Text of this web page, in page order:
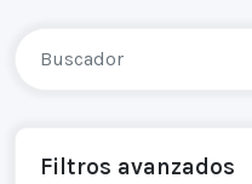
Filtros avanzados